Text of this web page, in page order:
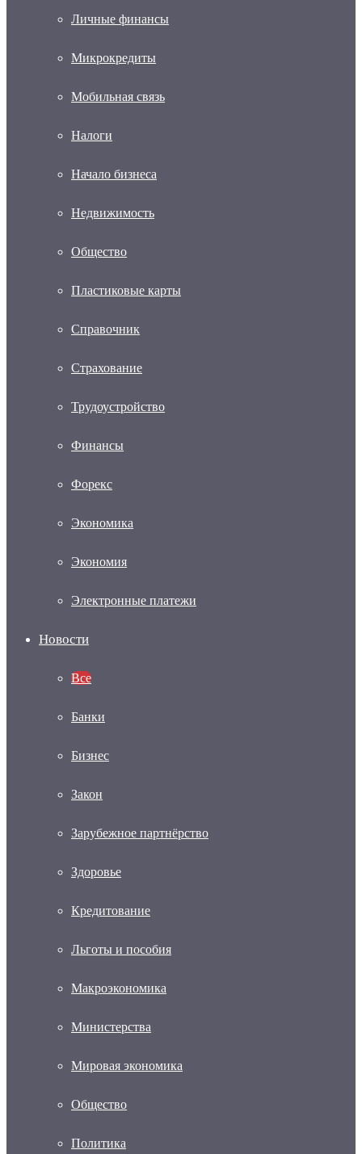
Личные финансы
Микрокредиты
Мобильная связь
Налоги
Начало бизнеса
Недвижимость
Общество
Пластиковые карты
Справочник
Страхование
Трудоустройство
Финансы
Форекс
Экономика
Экономия
Электронные платежи
Новости
Все
Банки
Бизнес
Закон
Зарубежное партнёрство
Здоровье
Кредитование
Льготы и пособия
Макроэкономика
Министерства
Мировая экономика
Общество
Политика